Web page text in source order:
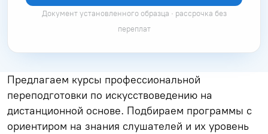
Документ установленного образца · рассрочка без
переплат
Предлагаем курсы профессиональной
переподготовки по искусствоведению на
дистанционной основе. Подбираем программы с
ориентиром на знания слушателей и их уровень